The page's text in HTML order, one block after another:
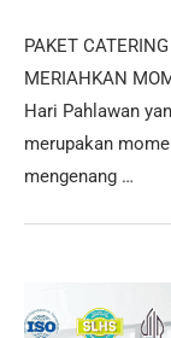
PAKET
MERIAHKAN
Hari Pahlawan
merupakan
mengenang …